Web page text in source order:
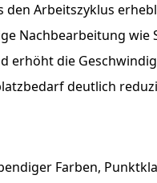
Arbeitszyklus
Nachbearbeitung wie
die
deutlich
Farben,